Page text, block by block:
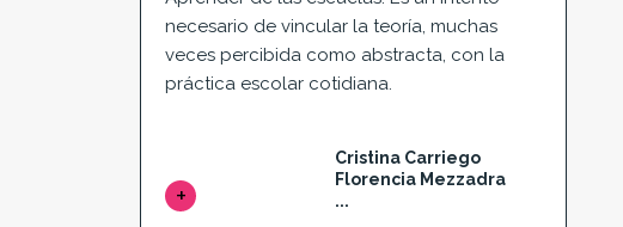
necesario de vincular la teoría, muchas
veces percibida como abstracta, con la
práctica escolar cotidiana.
Cristina Carriego
Florencia Mezzadra
...